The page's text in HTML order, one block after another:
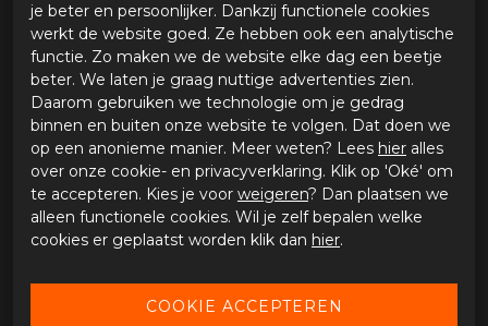
Eigenschappen plakstrip Cardo Packtalk Edge
PLAKSTRIP VOOR HET BEVESTIGEN
VAN DE CARDO PACKTALK EDGE AAN
DE HELM
SPECIFICATIES PLAKSTRIP CARDO PACKTALK
EDGE
Merk
Cardo
Leveranciercode
3611245
Materiaal buitenkant
563611245
je beter en persoonlijker. Dankzij functionele cookies
werkt de website goed. Ze hebben ook een analytische
functie. Zo maken we de website elke dag een beetje
beter. We laten je graag nuttige advertenties zien.
Daarom gebruiken we technologie om je gedrag
binnen en buiten onze website te volgen. Dat doen we
op een anonieme manier. Meer weten? Lees hier alles
over onze cookie- en privacyverklaring. Klik op 'Oké' om
te accepteren. Kies je voor weigeren? Dan plaatsen we
alleen functionele cookies. Wil je zelf bepalen welke
cookies er geplaatst worden klik dan hier.